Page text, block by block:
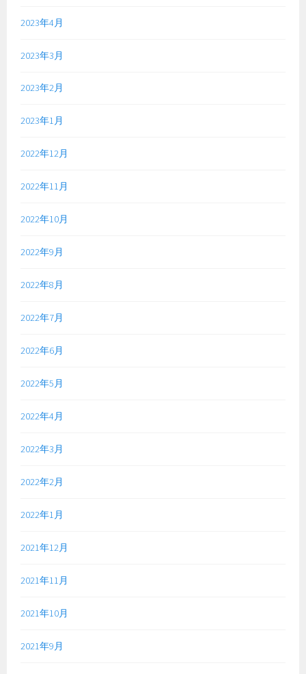
2023年4月
2023年3月
2023年2月
2023年1月
2022年12月
2022年11月
2022年10月
2022年9月
2022年8月
2022年7月
2022年6月
2022年5月
2022年4月
2022年3月
2022年2月
2022年1月
2021年12月
2021年11月
2021年10月
2021年9月